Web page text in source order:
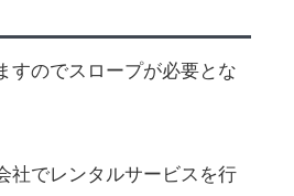
すのでスロープが必要とな
社でレンタルサービスを行